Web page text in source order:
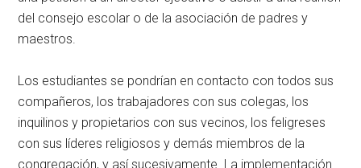
del consejo escolar o de la asociación de padres y
maestros.
Los estudiantes se pondrían en contacto con todos sus
compañeros, los trabajadores con sus colegas, los
inquilinos y propietarios con sus vecinos, los feligreses
con sus líderes religiosos y demás miembros de la
congregación, y así sucesivamente. La implementación